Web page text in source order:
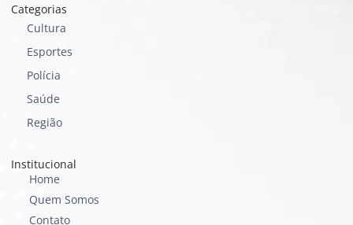
Categorias
Cultura
Esportes
Polícia
Saúde
Região
Institucional
Home
Quem Somos
Contato